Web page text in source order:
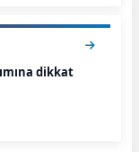
dikkat